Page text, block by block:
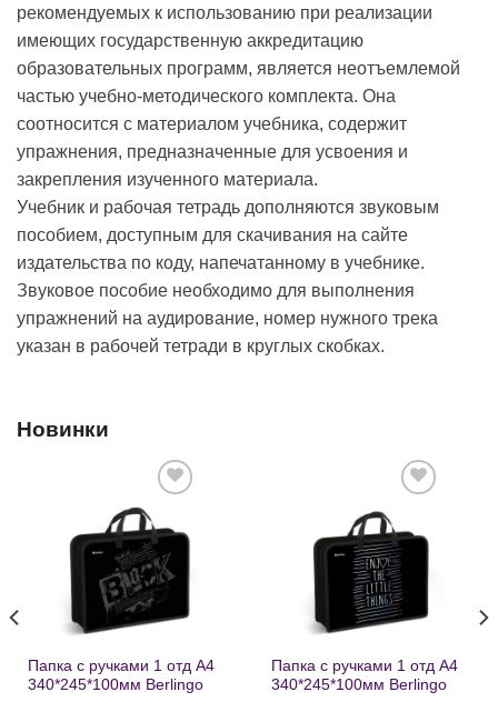
рекомендуемых к использованию при реализации
имеющих государственную аккредитацию
образовательных программ, является неотъемлемой
частью учебно-методического комплекта. Она
соотносится с материалом учебника, содержит
упражнения, предназначенные для усвоения и
закрепления изученного материала.
Учебник и рабочая тетрадь дополняются звуковым
пособием, доступным для скачивания на сайте
издательства по коду, напечатанному в учебнике.
Звуковое пособие необходимо для выполнения
упражнений на аудирование, номер нужного трека
указан в рабочей тетради в круглых скобках.
Новинки
Добавить
в список
желаний
Папка с ручками 1 отд А4
340*245*100мм Berlingo
Добавить
в список
желаний
Папка с ручками 1 отд А4
340*245*100мм Berlingo